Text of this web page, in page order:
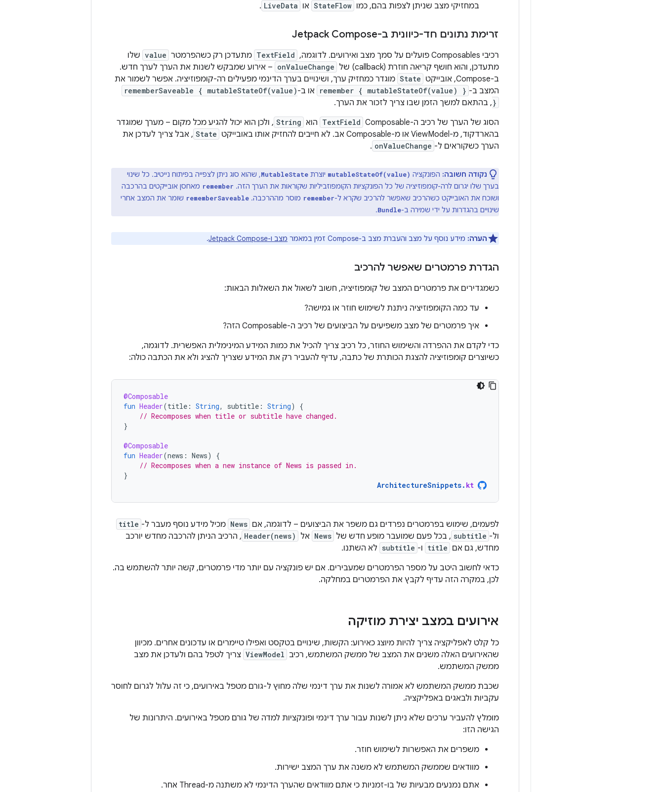
במחזיקי מצב שניתן לצפות בהם, כמו StateFlow או LiveData
.
זרימת נתונים חד-כיוונית ב-Jetpack Compose
רכיבי Composables פועלים על סמך מצב ואירועים. לדוגמה, TextField מתעדכן רק כשהפרמטר value שלו
מתעדכן, והוא חושף קריאה חוזרת (callback) של
onValueChange – אירוע שמבקש לשנות את הערך לערך חדש.
ב-Compose, אובייקט
State מוגדר כמחזיק ערך, ושינויים בערך הדינמי מפעילים רה-קומפוזיציה. אפשר לשמור את
המצב ב- remember { mutableStateOf(value) } או ב-rememberSaveable { mutableStateOf(value)
}, בהתאם למשך הזמן שבו צריך לזכור את הערך.
הסוג של הערך של רכיב ה-Composable‏
TextField הוא String , ולכן הוא יכול להגיע מכל מקום – מערך שמוגדר
בהארדקוד, מ-ViewModel או מ-Composable אב. לא חייבים להחזיק אותו באובייקט
State , אבל צריך לעדכן את
הערך כשקוראים ל- onValueChange
.
נקודה חשובה: הפונקציה mutableStateOf(value) יוצרת MutableState, שהוא סוג ניתן לצפייה בפיתוח נייטיב. כל שינוי
בערך שלו יגרום לרה-קומפוזיציה של כל הפונקציות הקומפוזביליות שקוראות את הערך הזה. ‫ remember מאחסן אובייקטים בהרכבה
ושוכח את האובייקט כשהרכיב שאפשר להרכיב שקרא ל-remember מוסר מההרכבה. ‫ rememberSaveable שומר את המצב אחרי
שינויים בהגדרות על ידי שמירה ב-Bundle
.
הערה: מידע נוסף על מצב והעברת מצב ב-Compose זמין במאמר מצב ו-Jetpack Compose .
הגדרת פרמטרים שאפשר להרכיב
כשמגדירים את פרמטרים המצב של קומפוזיציה, חשוב לשאול את השאלות הבאות:
עד כמה הקומפוזיציה ניתנת לשימוש חוזר או גמישה?
איך פרמטרים של מצב משפיעים על הביצועים של רכיב ה-Composable הזה?
כדי לקדם את ההפרדה והשימוש החוזר, כל רכיב צריך להכיל את כמות המידע המינימלית האפשרית. לדוגמה,
כשיוצרים קומפוזיציה להצגת הכותרת של כתבה, עדיף להעביר רק את המידע שצריך להציג ולא את הכתבה כולה:
@Composable
fun Header(title : String, subtitle : String)
{
// Recomposes when title or subtitle have changed.
}
@Composable
fun Header(news : News)
{
// Recomposes when a new instance of News is passed in.
}
ArchitectureSnippets. kt
לפעמים, שימוש בפרמטרים נפרדים גם משפר את הביצועים – לדוגמה, אם News מכיל מידע נוסף מעבר ל- title
ול- subtitle , בכל פעם שמועבר מופע חדש של News אל Header(news) , הרכיב הניתן להרכבה מחדש יורכב
מחדש, גם אם title ו- subtitle לא השתנו.
כדאי לחשוב היטב על מספר הפרמטרים שמעבירים. אם יש פונקציה עם יותר מדי פרמטרים, קשה יותר להשתמש בה.
לכן, במקרה הזה עדיף לקבץ את הפרמטרים במחלקה.
אירועים במצב יצירת מוזיקה
כל קלט לאפליקציה צריך להיות מיוצג כאירוע: הקשות, שינויים בטקסט ואפילו טיימרים או עדכונים אחרים. מכיוון
שהאירועים האלה משנים את המצב של ממשק המשתמש, רכיב ViewModel צריך לטפל בהם ולעדכן את מצב
ממשק המשתמש.
שכבת ממשק המשתמש לא אמורה לשנות את ערך דינמי שלה מחוץ ל-גורם מטפל באירועים, כי זה עלול לגרום לחוסר
עקביות ולבאגים באפליקציה.
מומלץ להעביר ערכים שלא ניתן לשנות עבור ערך דינמי ופונקציות למדה של גורם מטפל באירועים. היתרונות של
הגישה הזו:
משפרים את האפשרות לשימוש חוזר.
מוודאים שממשק המשתמש לא משנה את ערך המצב ישירות.
אתם נמנעים מבעיות של בו-זמניות כי אתם מוודאים שהערך הדינמי לא משתנה מ-Thread אחר.